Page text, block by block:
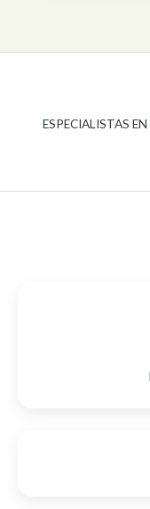
ESPECIALISTAS